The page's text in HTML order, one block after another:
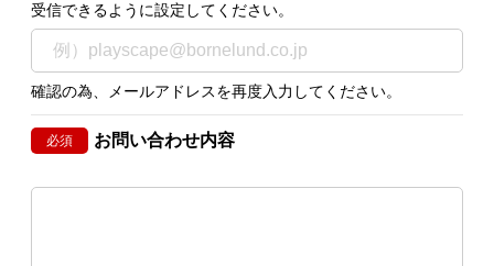
受信できるように設定してください。
確認の為、メールアドレスを再度入力してください。
必須 お問い合わせ内容